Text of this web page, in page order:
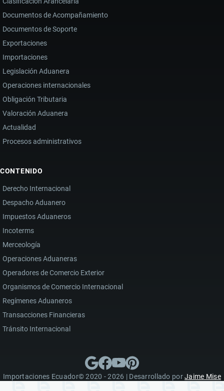
Documentos de Acompañamiento
Documentos de Soporte
Exportaciones
Importaciones
Legislación Aduanera
Operaciones internacionales
Obligación Tributaria
Valoración Aduanera
Actualidad
Procesos administrativos
CONTENIDO
Derecho Internacional
Despacho Aduanero
Impuestos Aduaneros
Incoterms
Merceología
Operaciones Aduaneras
Operadores de Comercio Exterior
Organismos de Comercio Internacional
Regímenes Aduaneros
Transacciones Financieras
Tránsito Internacional
Importaciones Ecuador© 2020 - 2026 | Desarrollado porJaime Mise